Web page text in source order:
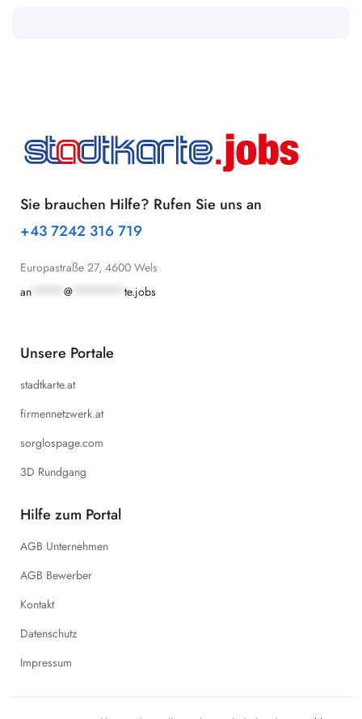
Sie brauchen Hilfe? Rufen Sie uns an
+43 7242 316 719
Europastraße 27, 4600 Wels
an
@ te.jobs
Unsere Portale
stadtkarte.at
firmennetzwerk.at
sorglospage.com
3D Rundgang
Hilfe zum Portal
AGB Unternehmen
AGB Bewerber
Kontakt
Datenschutz
Impressum